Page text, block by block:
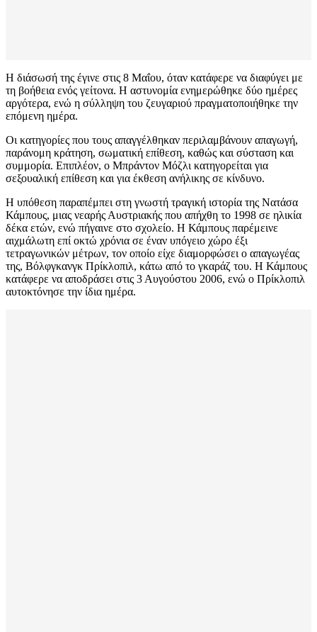
Η διάσωσή της έγινε στις 8 Μαΐου, όταν κατάφερε να διαφύγει με
τη βοήθεια ενός γείτονα. Η αστυνομία ενημερώθηκε δύο ημέρες
αργότερα, ενώ η σύλληψη του ζευγαριού πραγματοποιήθηκε την
επόμενη ημέρα.
Οι κατηγορίες που τους απαγγέλθηκαν περιλαμβάνουν απαγωγή,
παράνομη κράτηση, σωματική επίθεση, καθώς και σύσταση και
συμμορία. Επιπλέον, ο Μπράντον Μόζλι κατηγορείται για
σεξουαλική επίθεση και για έκθεση ανήλικης σε κίνδυνο.
Η υπόθεση παραπέμπει στη γνωστή τραγική ιστορία της Νατάσα
Κάμπους, μιας νεαρής Αυστριακής που απήχθη το 1998 σε ηλικία
δέκα ετών, ενώ πήγαινε στο σχολείο. Η Κάμπους παρέμεινε
αιχμάλωτη επί οκτώ χρόνια σε έναν υπόγειο χώρο έξι
τετραγωνικών μέτρων, τον οποίο είχε διαμορφώσει ο απαγωγέας
της, Βόλφγκανγκ Πρίκλοπιλ, κάτω από το γκαράζ του. Η Κάμπους
κατάφερε να αποδράσει στις 3 Αυγούστου 2006, ενώ ο Πρίκλοπιλ
αυτοκτόνησε την ίδια ημέρα.